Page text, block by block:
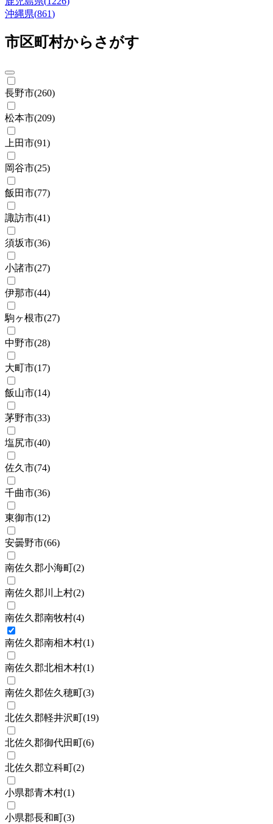
沖縄県(861)
市区町村からさがす
長野市(260)
松本市(209)
上田市(91)
岡谷市(25)
飯田市(77)
諏訪市(41)
須坂市(36)
小諸市(27)
伊那市(44)
駒ヶ根市(27)
中野市(28)
大町市(17)
飯山市(14)
茅野市(33)
塩尻市(40)
佐久市(74)
千曲市(36)
東御市(12)
安曇野市(66)
南佐久郡小海町(2)
南佐久郡川上村(2)
南佐久郡南牧村(4)
南佐久郡南相木村(1)
南佐久郡北相木村(1)
南佐久郡佐久穂町(3)
北佐久郡軽井沢町(19)
北佐久郡御代田町(6)
北佐久郡立科町(2)
小県郡青木村(1)
小県郡長和町(3)